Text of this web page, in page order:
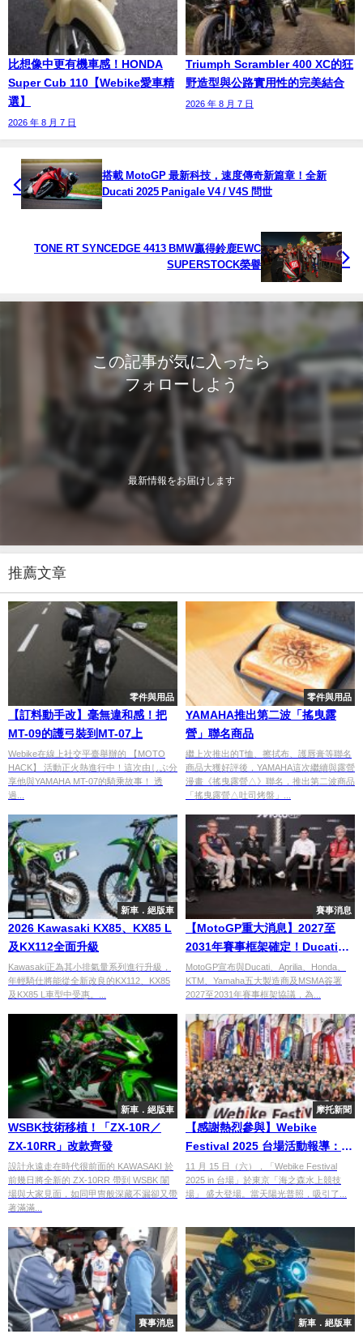
比想像中更有機車感！HONDA
Super Cub 110【Webike愛車精
選】
2026 年 8 月 7 日
Triumph Scrambler 400 XC的狂
野造型與公路實用性的完美結合
2026 年 8 月 7 日
搭載 MotoGP 最新科技，速度傳奇新篇章！全新
Ducati 2025 Panigale V4 / V4S 問世
TONE RT SYNCEDGE 4413 BMW贏得鈴鹿EWC
SUPERSTOCK榮譽
この記事が気に入ったら
フォローしよう
最新情報をお届けします
推薦文章
零件與用品
【訂料動手改】毫無違和感！把
MT-09的護弓裝到MT-07上
Webike在線上社交平臺舉辦的 【MOTO
HACK】 活動正火熱進行中！這次由しぶ分
享他與YAMAHA MT-07的騎乘故事！ 透
過...
零件與用品
YAMAHA推出第二波「搖曳露
營」聯名商品
繼上次推出的T恤、擦拭布、護唇膏等聯名
商品大獲好評後，YAMAHA這次繼續與露營
漫畫《搖曳露營△》聯名，推出第二波商品
「搖曳露營△吐司烤盤」...
新車．絕版車
2026 Kawasaki KX85、KX85 L
及KX112全面升級
Kawasaki正為其小排氣量系列進行升級，
年輕騎仕將能從全新改良的KX112、KX85
及KX85 L車型中受惠。...
賽事消息
【MotoGP重大消息】2027至
2031年賽事框架確定！Ducati、
Aprilia、Honda、KTM、
Yamaha五大廠商共同簽署歷史性
長期協議
MotoGP宣布與Ducati、Aprilia、Honda、
KTM、Yamaha五大製造商及MSMA簽署
2027至2031年賽事框架協議，為...
新車．絕版車
WSBK技術移植！「ZX-10R／
ZX-10RR」改款齊發
設計永遠走在時代很前面的 KAWASAKI 於
前幾日將全新的 ZX-10RR 帶到 WSBK 闈
場與大家見面，如同甲冑般深藏不漏卻又帶
著滿滿...
摩托新聞
【感謝熱烈參與】Webike
Festival 2025 台場活動報導：來
場人數突破 6000 人的摩托車盛
會！
11 月 15 日（六），「Webike Festival
2025 in 台場」於東京「海之森水上競技
場」 盛大登場。當天陽光普照，吸引了...
賽事消息 新車．絕版車